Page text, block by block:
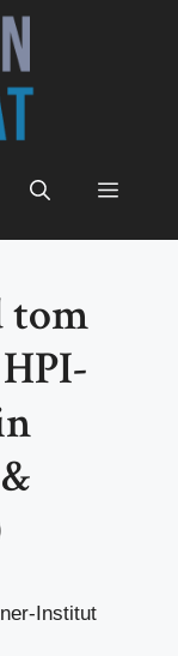
Menü
tom
Institut